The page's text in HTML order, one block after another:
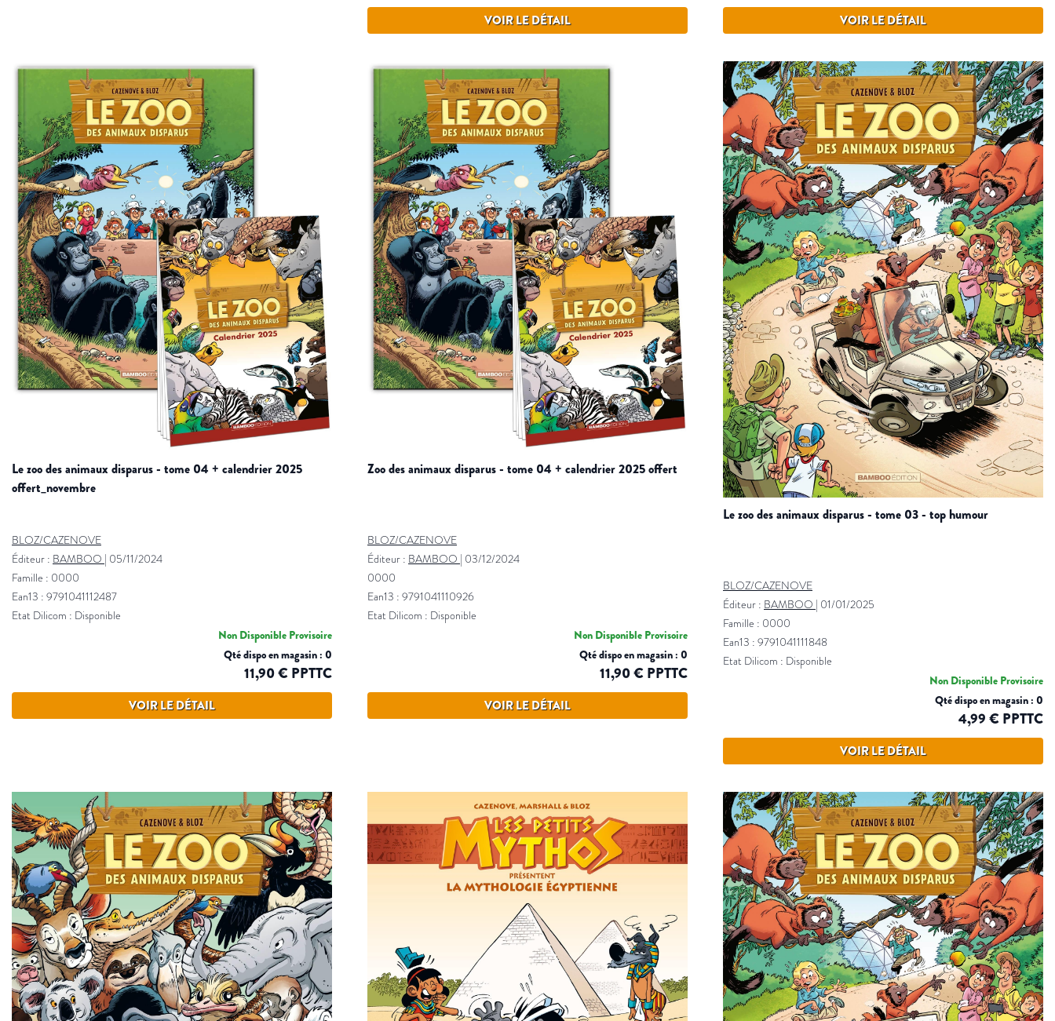
VOIR LE DÉTAIL VOIR LE DÉTAIL
le zoo des animaux disparus - tome 04 + calendrier 2025
offert_novembre
BLOZ/CAZENOVE
Éditeur : BAMBOO | 05/11/2024
Famille : 0000
Ean13 : 9791041112487
Etat Dilicom : Disponible
Non Disponible Provisoire
Qté dispo en magasin : 0
11,90 € PPTTC
VOIR LE DÉTAIL
zoo des animaux disparus - tome 04 + calendrier 2025 offert
BLOZ/CAZENOVE
Éditeur : BAMBOO | 03/12/2024
0000
Ean13 : 9791041110926
Etat Dilicom : Disponible
Non Disponible Provisoire
Qté dispo en magasin : 0
11,90 € PPTTC
VOIR LE DÉTAIL
le zoo des animaux disparus - tome 03 - top humour
BLOZ/CAZENOVE
Éditeur : BAMBOO | 01/01/2025
Famille : 0000
Ean13 : 9791041111848
Etat Dilicom : Disponible
Non Disponible Provisoire
Qté dispo en magasin : 0
4,99 € PPTTC
VOIR LE DÉTAIL